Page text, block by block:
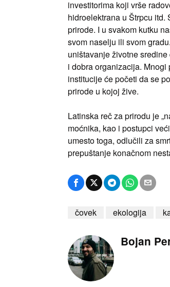
investitorima koji vrše
hidroelektrana u Štrpcu
prirode. I u svakom kutku
svom naselju ili svom
uništavanje životne
i dobra organizacija.
institucije će početi da se
prirode u kojoj žive.
Latinska reč za prirodu je
moćnika, kao i postupci
umesto toga, odlučili za
prepuštanje konačnom
čovek ekologija
Bojan